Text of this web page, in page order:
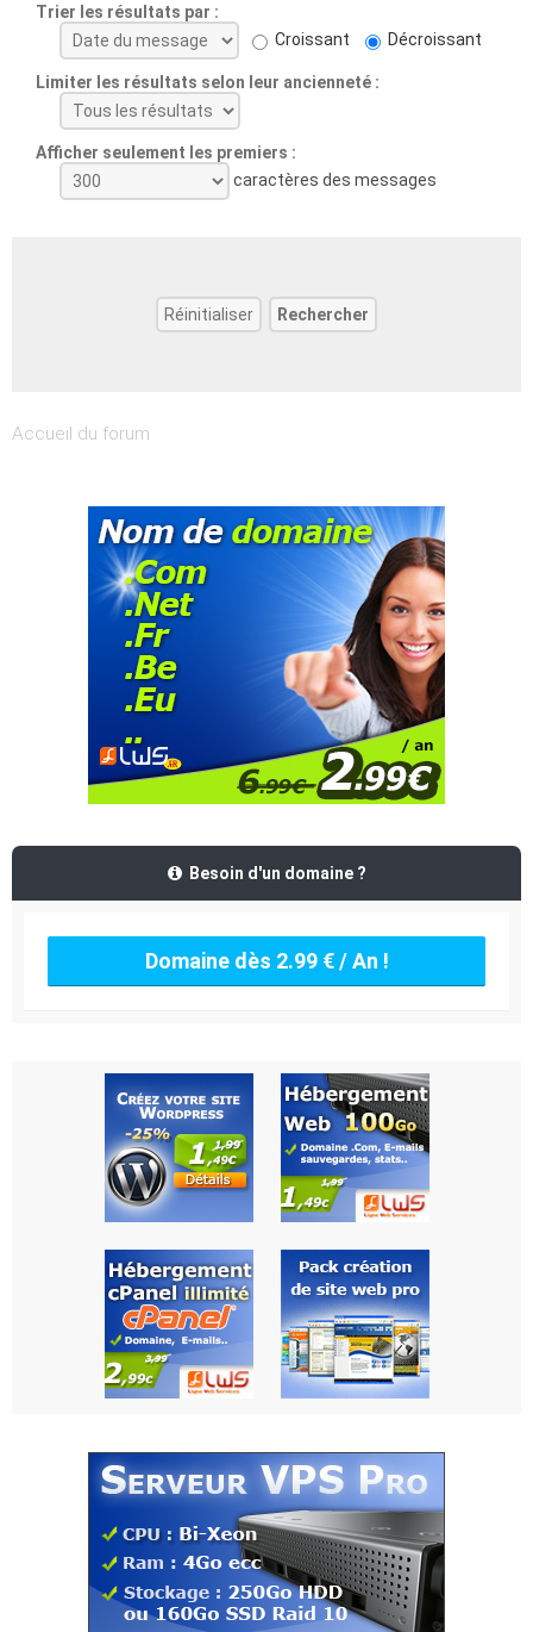
Trier les résultats par :
Croissant
Décroissant
Limiter les résultats selon leur ancienneté :
Afficher seulement les premiers :
caractères des messages
Accueil du forum
Besoin d'un domaine ?
Domaine dès 2.99 € / An !